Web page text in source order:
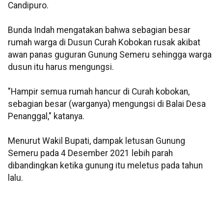
Candipuro.
Bunda Indah mengatakan bahwa sebagian besar
rumah warga di Dusun Curah Kobokan rusak akibat
awan panas guguran Gunung Semeru sehingga warga
dusun itu harus mengungsi.
"Hampir semua rumah hancur di Curah kobokan,
sebagian besar (warganya) mengungsi di Balai Desa
Penanggal," katanya.
Menurut Wakil Bupati, dampak letusan Gunung
Semeru pada 4 Desember 2021 lebih parah
dibandingkan ketika gunung itu meletus pada tahun
lalu.